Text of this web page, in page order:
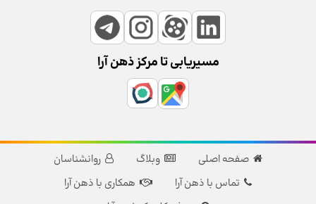
مسیریابی تا مرکز ذهن آرا
صفحه اصلی وبلاگ
روانشناسان
تماس با ذهن آرا
همکاری با ذهن آرا